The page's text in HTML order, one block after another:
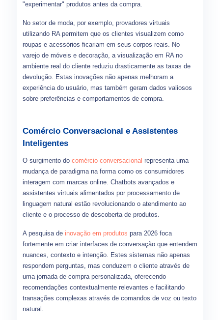
"experimentar" produtos antes da compra.
No setor de moda, por exemplo, provadores virtuais
utilizando RA permitem que os clientes visualizem como
roupas e acessórios ficariam em seus corpos reais. No
varejo de móveis e decoração, a visualização em RA no
ambiente real do cliente reduziu drasticamente as taxas de
devolução. Estas inovações não apenas melhoram a
experiência do usuário, mas também geram dados valiosos
sobre preferências e comportamentos de compra.
Comércio Conversacional e Assistentes
Inteligentes
O surgimento do comércio conversacional representa uma
mudança de paradigma na forma como os consumidores
interagem com marcas online. Chatbots avançados e
assistentes virtuais alimentados por processamento de
linguagem natural estão revolucionando o atendimento ao
cliente e o processo de descoberta de produtos.
A pesquisa de inovação em produtos para 2026 foca
fortemente em criar interfaces de conversação que entendem
nuances, contexto e intenção. Estes sistemas não apenas
respondem perguntas, mas conduzem o cliente através de
uma jornada de compra personalizada, oferecendo
recomendações contextualmente relevantes e facilitando
transações complexas através de comandos de voz ou texto
natural.